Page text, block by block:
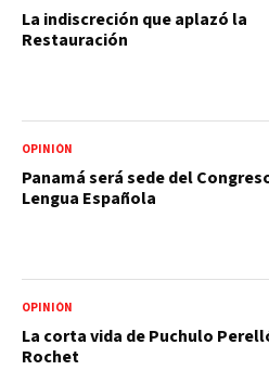
La indiscreción que aplazó la
Restauración
OPINIÓN
Panamá será sede del
Lengua Española
OPINIÓN
La corta vida de Puchulo
Rochet